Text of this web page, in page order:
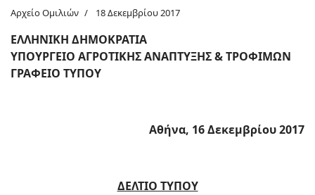
Αρχείο Ομιλιών 18 Δεκεμβρίου 2017
ΕΛΛΗΝΙΚΗ ΔΗΜΟΚΡΑΤΙΑ
ΥΠΟΥΡΓΕΙΟ ΑΓΡΟΤΙΚΗΣ ΑΝΑΠΤΥΞΗΣ & ΤΡΟΦΙΜΩΝ
ΓΡΑΦΕΙΟ ΤΥΠΟΥ
Αθήνα, 16 Δεκεμβρίου 2017
ΔΕΛΤΙΟ ΤΥΠΟΥ